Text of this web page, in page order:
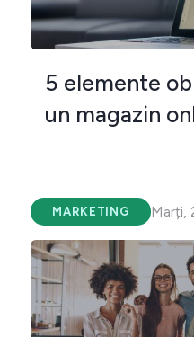
5 elemente
un magazin
MARKETING Marți,